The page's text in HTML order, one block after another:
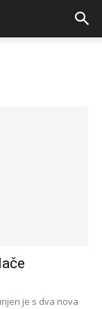
je s dva nova